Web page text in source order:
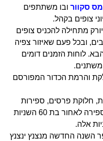
סקוור ובו משתתפים
צופים בקהל.
ניו יורק מתחילה להכניס צופים
ובכל פעם שאיזור צפיה
לוחות הזמנים דומים
משתנים.
בהדלקת והרמת הכדור המפורסם
ברכות, חלוקת פרסים, ספירות
לאחור, ובשעה 23:59 מתחילה הספירה לאחור בת 60 השניות
מספר השנה החדשה מנצנץ ינצנץ